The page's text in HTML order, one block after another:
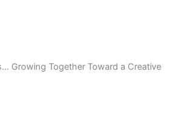
Growing Together Toward a Creative